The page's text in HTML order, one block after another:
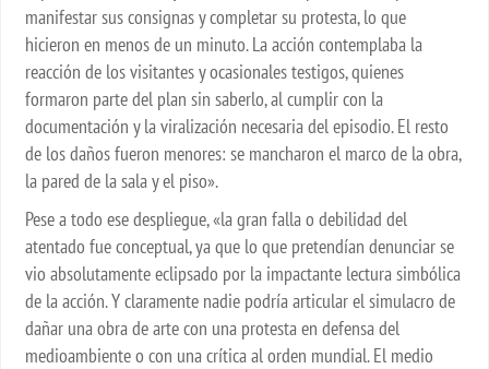
manifestar sus consignas y completar su protesta, lo que
hicieron en menos de un minuto. La acción contemplaba la
reacción de los visitantes y ocasionales testigos, quienes
formaron parte del plan sin saberlo, al cumplir con la
documentación y la viralización necesaria del episodio. El resto
de los daños fueron menores: se mancharon el marco de la obra,
la pared de la sala y el piso».
Pese a todo ese despliegue, «la gran falla o debilidad del
atentado fue conceptual, ya que lo que pretendían denunciar se
vio absolutamente eclipsado por la impactante lectura simbólica
de la acción. Y claramente nadie podría articular el simulacro de
dañar una obra de arte con una protesta en defensa del
medioambiente o con una crítica al orden mundial. El medio